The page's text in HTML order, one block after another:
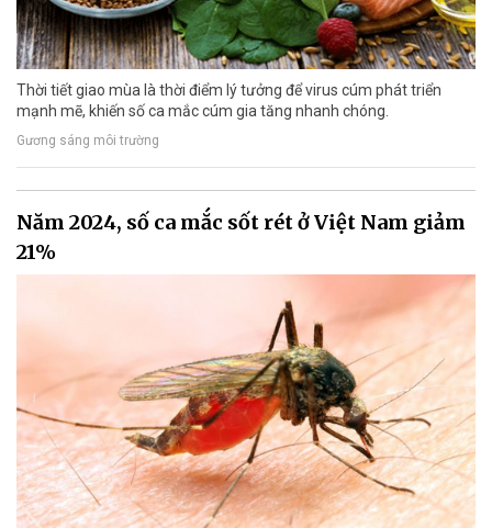
Thời tiết giao mùa là thời điểm lý tưởng để virus cúm phát triển
mạnh mẽ, khiến số ca mắc cúm gia tăng nhanh chóng.
Gương sáng môi trường
Năm 2024, số ca mắc sốt rét ở Việt Nam giảm
21%